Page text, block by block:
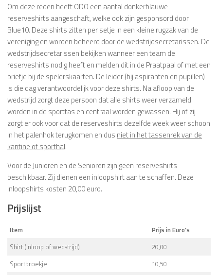
Om deze reden heeft ODO een aantal donkerblauwe
reserveshirts aangeschaft, welke ook zijn gesponsord door
Blue10. Deze shirts zitten per setje in een kleine rugzak van de
vereniging en worden beheerd door de wedstrijdsecretarissen. De
wedstrijdsecretarissen bekijken wanneer een team de
reserveshirts nodig heeft en melden dit in de Praatpaal of met een
briefje bij de spelerskaarten. De leider (bij aspiranten en pupillen)
is die dag verantwoordelijk voor deze shirts. Na afloop van de
wedstrijd zorgt deze persoon dat alle shirts weer verzameld
worden in de sporttas en centraal worden gewassen. Hij of zij
zorgt er ook voor dat de reserveshirts dezelfde week weer schoon
in het palenhok terugkomen en dus niet in het tassenrek van de
kantine of sporthal.
Voor de Junioren en de Senioren zijn geen reserveshirts
beschikbaar. Zij dienen een inloopshirt aan te schaffen. Deze
inloopshirts kosten 20,00 euro.
Prijslijst
Item
Prijs in Euro’s
Shirt (inloop of wedstrijd)
20,00
Sportbroekje
10,50